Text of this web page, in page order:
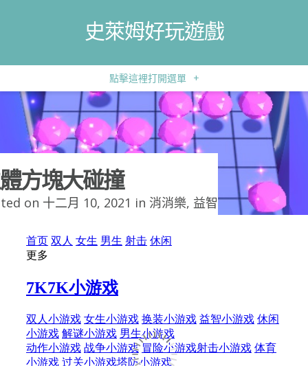
史萊姆好玩遊戲
點擊這裡打開選單 +
方塊大碰撞
on 十二月 10, 2021 in 消消樂, 益智